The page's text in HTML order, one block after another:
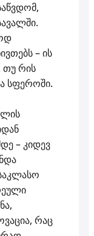
– ის
თუ რის
სფეროში.
– კიდევ
რაც